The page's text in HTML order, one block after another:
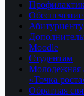
Обеспечение
Абитуриенту
Moodle
Студентам
Молодежная
«Точка
Обратная